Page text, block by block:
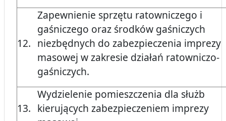
12.
Zapewnienie sprzętu ratowniczego i
gaśniczego oraz środków gaśniczych
niezbędnych do zabezpieczenia imprezy
masowej w zakresie działań ratowniczo-
gaśniczych.
13.
Wydzielenie pomieszczenia dla służb
kierujących zabezpieczeniem imprezy